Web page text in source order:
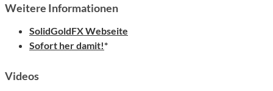
Weitere Informationen
SolidGoldFX Webseite
Sofort her damit!*
Videos